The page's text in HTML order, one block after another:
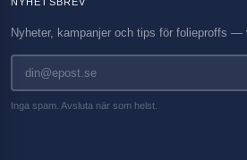
Nyheter, kampanjer och tips för folieproffs —
Inga spam. Avsluta när som helst.